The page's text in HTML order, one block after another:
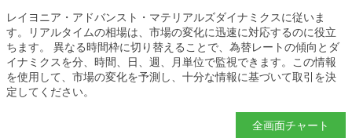
レイヨニア・アドバンスト・マテリアルズダイナミクスに従いま
す。リアルタイムの相場は、市場の変化に迅速に対応するのに役立
ちます。 異なる時間枠に切り替えることで、為替レートの傾向とダ
イナミクスを分、時間、日、週、月単位で監視できます。この情報
を使用して、市場の変化を予測し、十分な情報に基づいて取引を決
定してください。
全画面チャート